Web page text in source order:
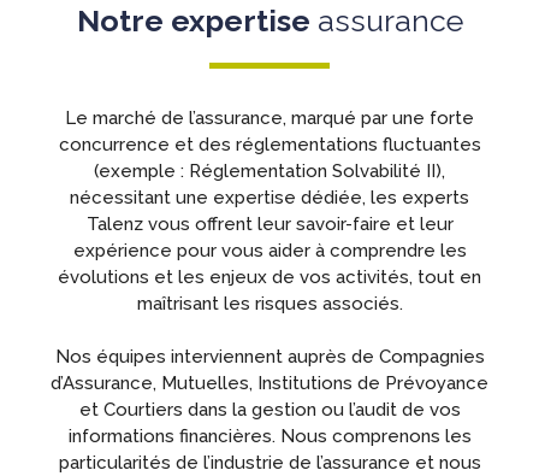
Notre expertise assurance
Le marché de l’assurance, marqué par une forte
concurrence et des réglementations fluctuantes
(exemple : Réglementation Solvabilité II),
nécessitant une expertise dédiée, les experts
Talenz vous offrent leur savoir-faire et leur
expérience pour vous aider à comprendre les
évolutions et les enjeux de vos activités, tout en
maîtrisant les risques associés.
Nos équipes interviennent auprès de Compagnies
d’Assurance, Mutuelles, Institutions de Prévoyance
et Courtiers dans la gestion ou l’audit de vos
informations financières. Nous comprenons les
particularités de l’industrie de l’assurance et nous